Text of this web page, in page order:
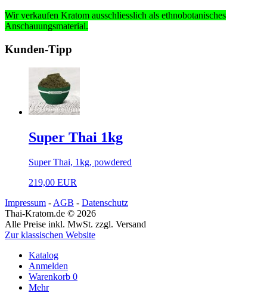
Wir verkaufen Kratom ausschliesslich als ethnobotanisches
Anschauungsmaterial.
Kunden-Tipp
Super Thai 1kg
Super Thai, 1kg, powdered
219,00 EUR
Impressum -AGB - Datenschutz
Thai-Kratom.de © 2026
Alle Preise inkl. MwSt. zzgl. Versand
Zur klassischen Website
Katalog
Anmelden
Warenkorb 0
Mehr